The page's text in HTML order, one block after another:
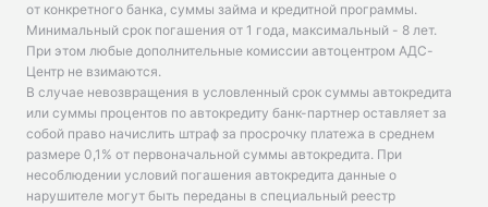
от конкретного банка, суммы займа и кредитной программы.
Минимальный срок погашения от 1 года, максимальный - 8 лет.
При этом любые дополнительные комиссии автоцентром АДС-
Центр не взимаются.
В случае невозвращения в условленный срок суммы автокредита
или суммы процентов по автокредиту банк-партнер оставляет за
собой право начислить штраф за просрочку платежа в среднем
размере 0,1% от первоначальной суммы автокредита. При
несоблюдении условий погашения автокредита данные о
нарушителе могут быть переданы в специальный реестр